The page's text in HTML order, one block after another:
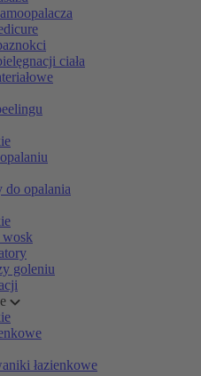
ciała
do opalania
wosk
goleniu
łazienkowe